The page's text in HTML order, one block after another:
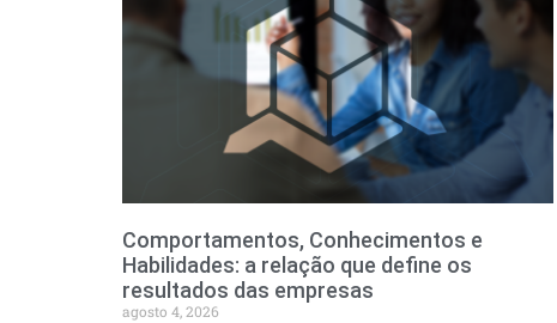
Comportamentos, Conhecimentos e
Habilidades: a relação que define os
resultados das empresas
agosto 4, 2026